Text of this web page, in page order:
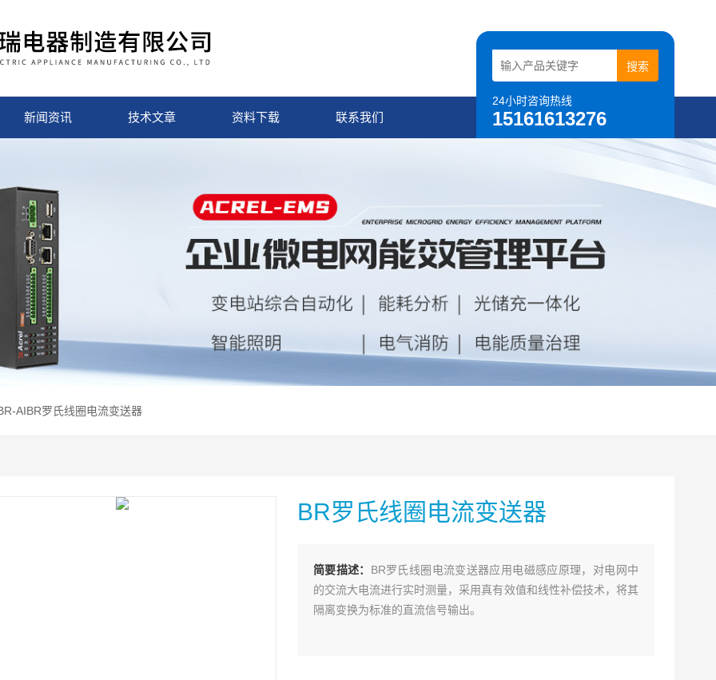
24小时咨询热线
15161613276
新闻资讯 技术文章 资料下载 联系我们
AIBR罗氏线圈电流变送器
BR罗氏线圈电流变送器
简要描述： BR罗氏线圈电流变送器应用电磁感应原理，对电网中
的交流大电流进行实时测量，采用真有效值和线性补偿技术，将其
隔离变换为标准的直流信号输出。